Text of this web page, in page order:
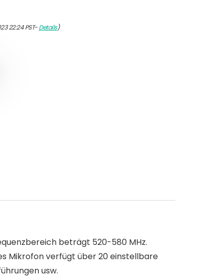
22:24 PST-Details)
beträgt 520-580 MHz.
Mikrofon verfügt über 20 einstellbare
usw.